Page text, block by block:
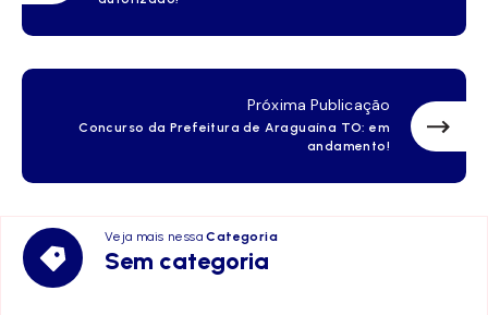
Próxima Publicação
Concurso da Prefeitura de Araguaína TO: em
andamento!
Veja mais nessaCategoria
Sem categoria
Sem
categoria